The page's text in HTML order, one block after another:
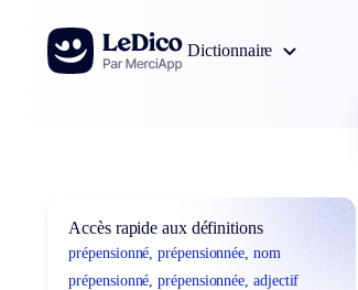
Aller au contenu
Dictionnaire
Accès rapide aux définitions
prépensionné, prépensionnée, nom
prépensionné, prépensionnée, adjectif